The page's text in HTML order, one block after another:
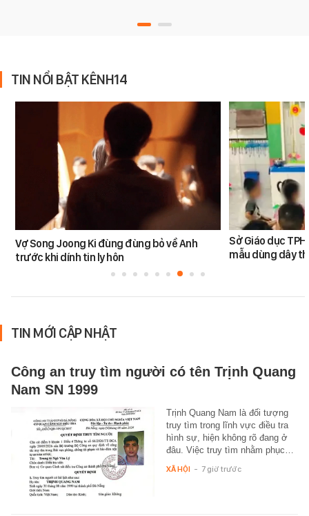
TIN NỔI BẬT KÊNH14
Vợ Song Joong Ki đùng đùng bỏ về Anh
trước khi dính tin ly hôn
Sở Giáo dục
mẫu dùng dây
TIN MỚI CẬP NHẬT
Công an truy tìm người có tên Trịnh Quang
Nam SN 1999
Trịnh Quang Nam là đối tượng
truy tìm trong lĩnh vực điều tra
hình sự, hiện không rõ đang ở
đâu. Việc truy tìm nhằm phục…
XÃ HỘI - 7 giờ trước